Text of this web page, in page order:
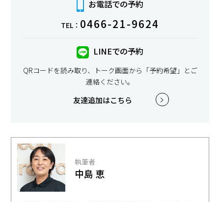
お電話での予約
TEL： 0466-21-9624
LINEでの予約
QRコードを読み取り、トーク画面から「予約希望」とご
連絡ください。
友達追加はこちら
執筆者
中島 恵